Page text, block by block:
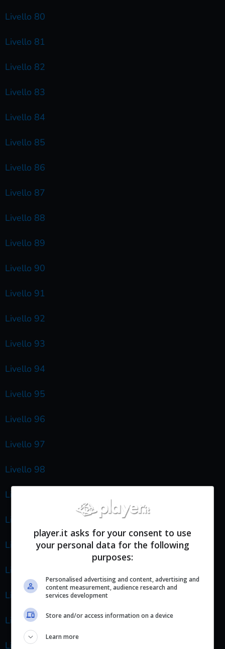
Livello 80
Livello 81
Livello 82
Livello 83
Livello 84
Livello 85
Livello 86
Livello 87
Livello 88
Livello 89
Livello 90
Livello 91
Livello 92
Livello 93
Livello 94
Livello 95
Livello 96
Livello 97
Livello 98
Livello 99
Livello 100
Livello 101
Livello 102
Livello 103
Livello 104
Livello 105
player.it asks for your consent to use
your personal data for the following
purposes:
Personalised advertising and content, advertising and
content measurement, audience research and
services development
Store and/or access information on a device
Learn more